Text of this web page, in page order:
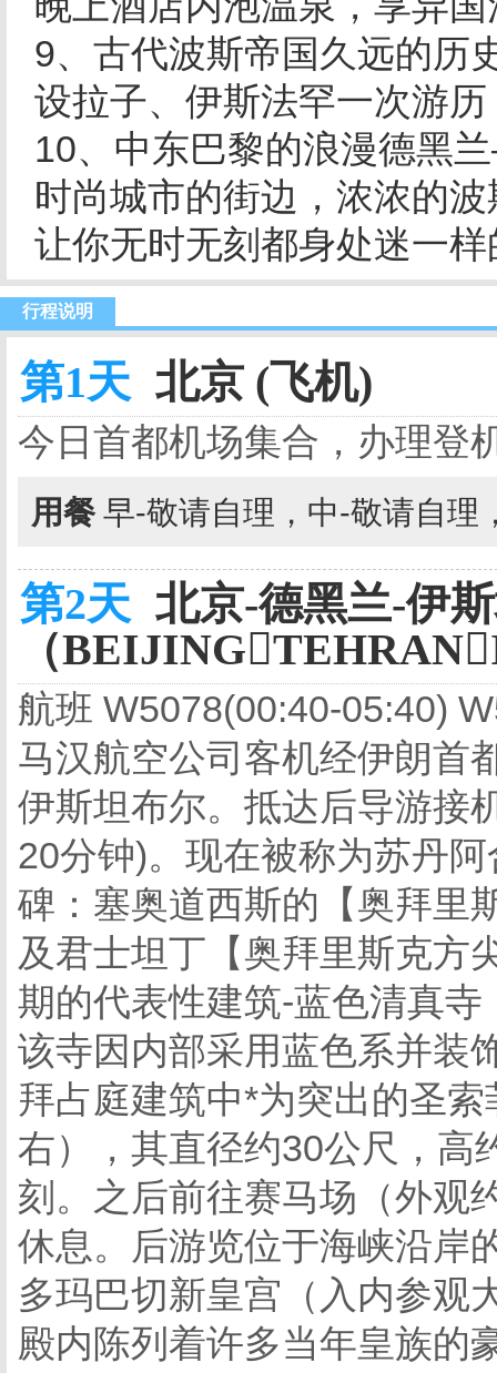
9、古代波斯帝国久远的历
设拉子、伊斯法罕一次游
10、中东巴黎的浪漫德黑
时尚城市的街边，浓浓的
让你无时无刻都身处迷一
行程说明
第1天 北京 (飞机)
今日首都机场集合，办理登
用餐 早-敬请自理，中-敬请自理
第2天 北京-德黑兰-伊
（
航班 W5078(00:40-05:40)
马汉航空公司客机经伊朗首
伊斯坦布尔。抵达后导游接
20分钟)。现在被称为苏丹
碑：塞奥道西斯的【奥拜里
及君士坦丁【奥拜里斯克方
期的代表性建筑-蓝色清真
该寺因内部采用蓝色系并装
拜占庭建筑中*为突出的圣
右），其直径约30公尺，高
刻。之后前往赛马场（外观
休息。后游览位于海峡沿岸
多玛巴切新皇宫（入内参观
殿内陈列着许多当年皇族的